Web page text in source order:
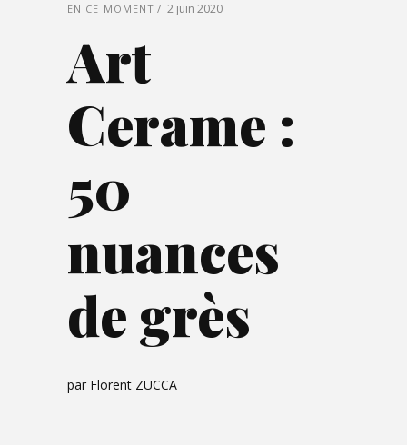
EN CE MOMENT 2 juin 2020
Art
Cerame :
50
nuances
de grès
par Florent ZUCCA